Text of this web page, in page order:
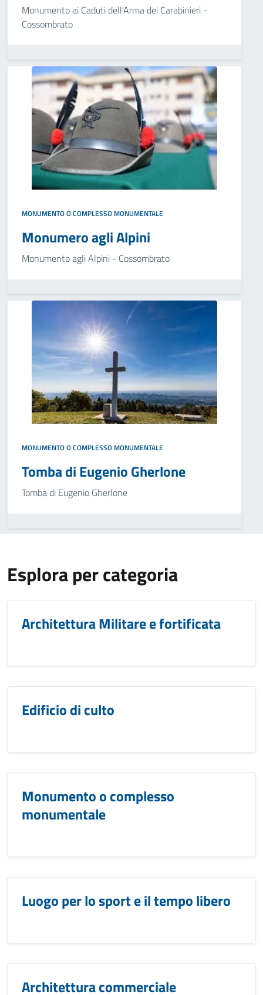
Monumento ai Caduti dell'Arma dei Carabinieri -
Cossombrato
MONUMENTO O COMPLESSO MONUMENTALE
Monumero agli Alpini
Monumento agli Alpini - Cossombrato
MONUMENTO O COMPLESSO MONUMENTALE
Tomba di Eugenio Gherlone
Tomba di Eugenio Gherlone
Esplora per categoria
Architettura Militare e fortificata
Edificio di culto
Monumento o complesso
monumentale
Luogo per lo sport e il tempo libero
Architettura commerciale